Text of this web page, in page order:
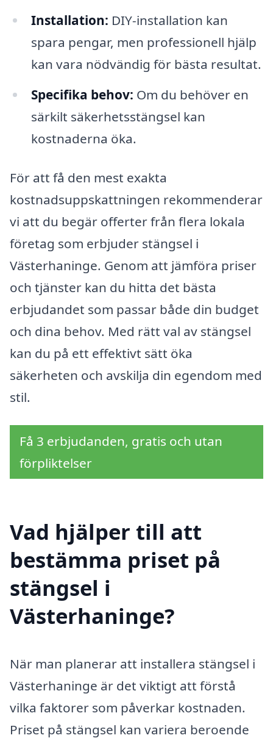
Installation: DIY-installation kan
spara pengar, men professionell hjälp
kan vara nödvändig för bästa resultat.
Specifika behov: Om du behöver en
särkilt säkerhetsstängsel kan
kostnaderna öka.
För att få den mest exakta
kostnadsuppskattningen rekommenderar
vi att du begär offerter från flera lokala
företag som erbjuder stängsel i
Västerhaninge. Genom att jämföra priser
och tjänster kan du hitta det bästa
erbjudandet som passar både din budget
och dina behov. Med rätt val av stängsel
kan du på ett effektivt sätt öka
säkerheten och avskilja din egendom med
stil.
Få 3 erbjudanden, gratis och utan
förpliktelser
Vad hjälper till att
bestämma priset på
stängsel i
Västerhaninge?
När man planerar att installera stängsel i
Västerhaninge är det viktigt att förstå
vilka faktorer som påverkar kostnaden.
Priset på stängsel kan variera beroende